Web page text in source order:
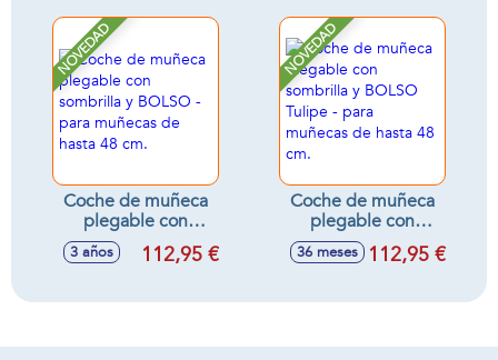
55 cm.
NOVEDAD
Coche de muñeca
plegable con
sombrilla y BOLSO
- para muñecas de
3 años 112,95 €
NOVEDAD
Coche de muñeca
plegable con
sombrilla y BOLSO
Tulipe - para
48 cm.
36 meses 112,95 €